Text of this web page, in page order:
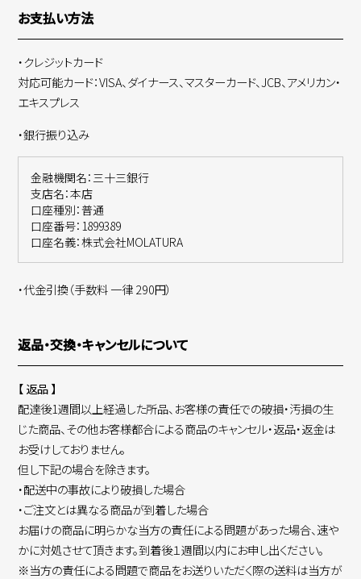
お支払い方法
・クレジットカード
対応可能カード：VISA、ダイナース、マスターカード、JCB、アメリカン・
エキスプレス
・銀行振り込み
金融機関名：三十三銀行
支店名：本店
口座種別：普通
口座番号：1899389
口座名義：株式会社MOLATURA
・代金引換（手数料 一律 290円）
返品・交換・キャンセルについて
【 返品 】
配達後1週間以上経過した所品、お客様の責任での破損・汚損の生
じた商品、その他お客様都合による商品のキャンセル・返品・返金は
お受けしておりません。
但し下記の場合を除きます。
・配送中の事故により破損した場合
・ご注文とは異なる商品が到着した場合
お届けの商品に明らかな当方の責任による問題があった場合、速や
かに対処させて頂きます。到着後１週間以内にお申し出ください。
※当方の責任による問題で商品をお送りいただく際の送料は当方が